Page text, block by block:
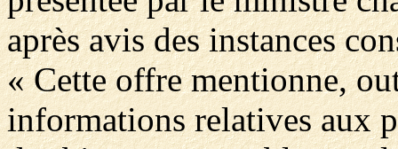
après avis des instances
« Cette offre mentionne,
informations relatives aux